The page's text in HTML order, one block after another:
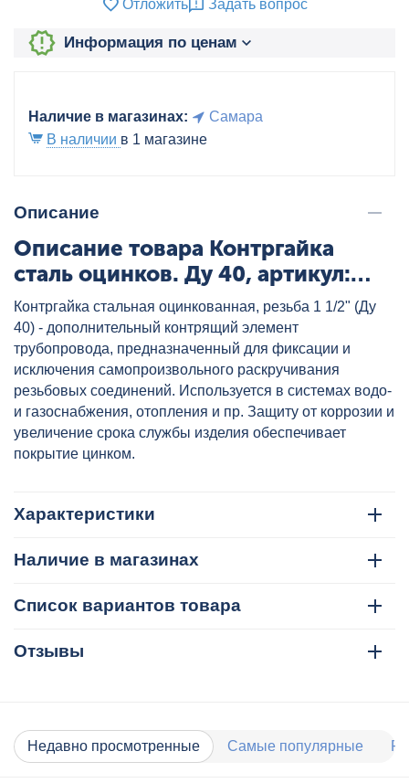
Отложить Задать вопрос
Информация по ценам
Наличие в магазинах:
Самара
В наличии в 1 магазине
Описание
Описание товара Контргайка
сталь оцинков. Ду 40, артикул:
KSTO40
Контргайка стальная оцинкованная, резьба 1 1/2" (Ду
40) - дополнительный контрящий элемент
трубопровода, предназначенный для фиксации и
исключения самопроизвольного раскручивания
резьбовых соединений. Используется в системах водо-
и газоснабжения, отопления и пр. Защиту от коррозии и
увеличение срока службы изделия обеспечивает
покрытие цинком.
Характеристики
Наличие в магазинах
Список вариантов товара
Отзывы
Недавно просмотренные Самые популярные